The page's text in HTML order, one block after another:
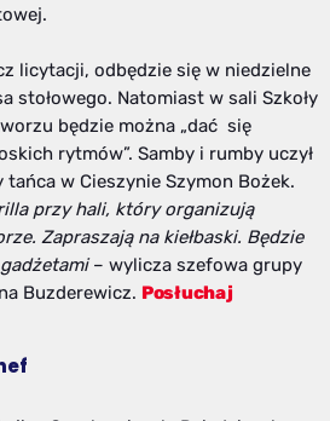
licytacji, odbędzie się w niedzielne
stołowego. Natomiast w sali Szkoły
będzie można „dać się
rytmów”. Samby i rumby uczył
tańca w Cieszynie Szymon Bożek.
przy hali, który organizują
Zapraszają na kiełbaski. Będzie
– wylicza szefowa grupy
Buzderewicz. Posłuchaj